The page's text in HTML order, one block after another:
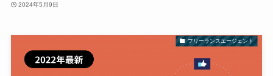
2024年5月9日
フリーランスエージェント